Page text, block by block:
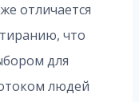
отличается
что
для
людей